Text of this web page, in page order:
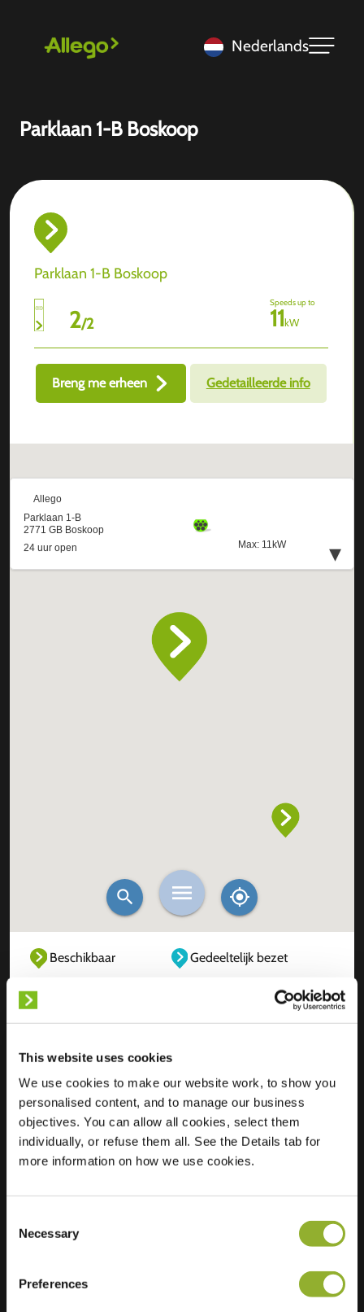
This website uses cookies
We use cookies to make our website work, to show you
personalised content, and to manage our business
objectives. You can allow all cookies, select them
individually, or refuse them all. See the Details tab for
more information on how we use cookies.
Selection
Necessary
Preferences
Nederlands
Parklaan 1-B Boskoop
Parklaan 1-B Boskoop
2/2
Speeds up to
11kW
Breng me erheen Gedetailleerde info
Beschikbaar
Gedeeltelijk bezet
Locatie
Parklaan 1-B
2771 GB Boskoop
Nederland
Regular Charging